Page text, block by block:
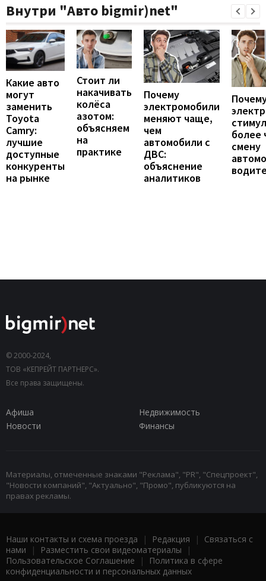
Внутри "Авто bigmir)net"
Какие авто
могут
заменить
Toyota
Camry:
лучшие
доступные
конкуренты
на рынке
Стоит ли
накачивать
колёса
азотом:
объясняем
на
практике
Почему
электромобили
меняют чаще,
чем
автомобили с
ДВС:
объяснение
аналитиков
более
смену
© 2000-2024,
ТОВ «КЕПРЕЙТ ПАРТНЕРС».
Все права защищены.
Афиша
Недвижимость
Новости
Финансы
Материалы, отмеченные знаками "Реклама", "PR", "Спецпроект",
"Новости компаний", "Актуально", "Промо", публикуются на
правах рекламы.
Наши контакты и схема проезда | Редакция | Связаться с
нами | Разместить свои видеоматериалы |
Пользовательское Соглашение |
Политика в сфере
конфиденциальности и персональных данных